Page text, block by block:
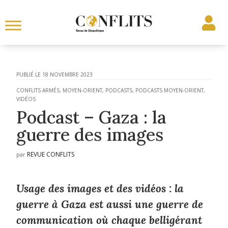
18 NOVEMBRE 2023
CONFLITS ARMÉS, MOYEN-ORIENT, PODCASTS, PODCASTS MOYEN-ORIENT,
VIDÉOS
Podcast – Gaza : la
guerre des images
par REVUE CONFLITS
Usage des images et des vidéos : la
guerre à Gaza est aussi une guerre de
communication où chaque belligérant